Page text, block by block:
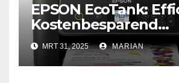
EPSON EcoTank:
Kostenbesparend
Inktreservoirprinter,
Ideale Keuze voor
Kantoor
MRT 31, 2025 MARIAN